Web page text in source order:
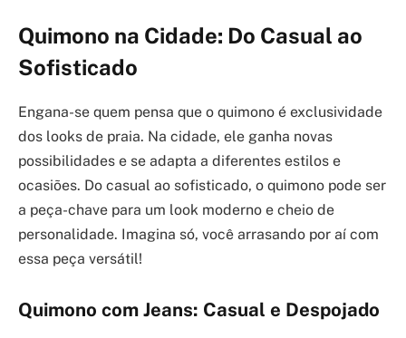
Quimono na Cidade: Do Casual ao
Sofisticado
Engana-se quem pensa que o quimono é exclusividade
dos looks de praia. Na cidade, ele ganha novas
possibilidades e se adapta a diferentes estilos e
ocasiões. Do casual ao sofisticado, o quimono pode ser
a peça-chave para um look moderno e cheio de
personalidade. Imagina só, você arrasando por aí com
essa peça versátil!
Quimono com Jeans: Casual e Despojado